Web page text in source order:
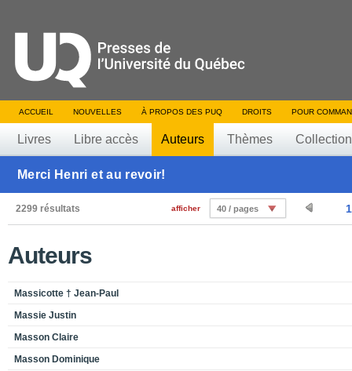
ACCUEIL NOUVELLES À PROPOS DES PUQ DROITS POUR
Livres Libre accès Auteurs Thèmes
Merci Henri et au revoir!
2299 résultats 1
afficher 40 / pages
Auteurs
Massicotte † Jean-Paul
Massie Justin
Masson Claire
Masson Dominique